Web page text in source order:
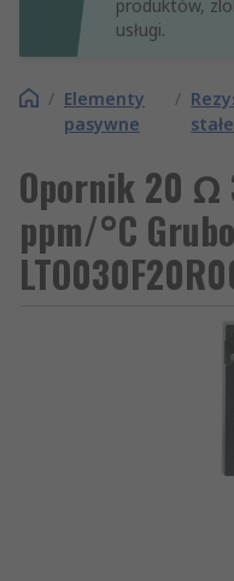
produktów,
usługi.
/ Elementy
pasywne
/
stałe
Opornik 20 Ω
ppm/°C